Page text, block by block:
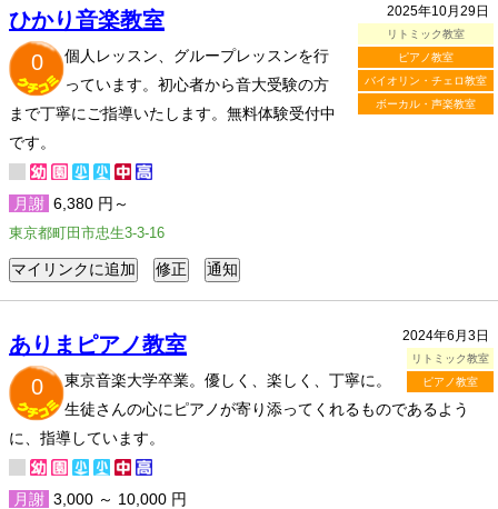
2025年10月29日
リトミック教室
ピアノ教室
バイオリン・チェロ教室
ボーカル・声楽教室
ひかり音楽教室
0
個人レッスン、グループレッスンを行
っています。初心者から音大受験の方
まで丁寧にご指導いたします。無料体験受付中
です。
月謝 6,380 円～
東京都町田市忠生3-3-16
2024年6月3日
リトミック教室
ピアノ教室
ありまピアノ教室
0
東京音楽大学卒業。優しく、楽しく、丁寧に。
生徒さんの心にピアノが寄り添ってくれるものであるよう
に、指導しています。
月謝 3,000 ～ 10,000 円